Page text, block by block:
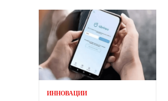
ИННОВАЦИИ